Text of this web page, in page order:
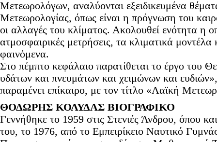
Μετεωρολόγων, αναλύονται εξειδικευμένα
Μετεωρολογίας, όπως είναι η πρόγνωση του
οι αλλαγές του κλίματος. Ακολουθεί ενότητα η
ατμοσφαιρικές μετρήσεις, τα κλιματικά μοντέλα
φαινόμενα.
Στο πέμπτο κεφάλαιο παρατίθεται το έργο του
υδάτων και πνευμάτων και χειμώνων και
παραμένει επίκαιρο, με τον τίτλο «Λαϊκή
ΘΟΔΩΡΗΣ ΚΟΛΥΔΑΣ ΒΙΟΓΡΑΦΙΚΟ
Γεννήθηκε το 1959 στις Στενιές Άνδρου, όπου
του, το 1976, από το Εμπειρίκειο Ναυτικό